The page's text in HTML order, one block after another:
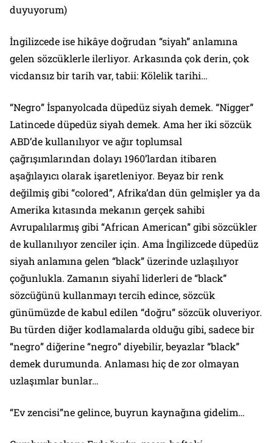
duyuyorum)
İngilizcede ise hikâye doğrudan “siyah” anlamına
gelen sözcüklerle ilerliyor. Arkasında çok derin, çok
vicdansız bir tarih var, tabii: Kölelik tarihi…
“Negro” İspanyolcada düpedüz siyah demek. “Nigger”
Latincede düpedüz siyah demek. Ama her iki sözcük
ABD’de kullanılıyor ve ağır toplumsal
çağrışımlarından dolayı 1960’lardan itibaren
aşağılayıcı olarak işaretleniyor. Beyaz bir renk
değilmiş gibi “colored”, Afrika’dan dün gelmişler ya da
Amerika kıtasında mekanın gerçek sahibi
Avrupalılarmış gibi “African American” gibi sözcükler
de kullanılıyor zenciler için. Ama İngilizcede düpedüz
siyah anlamına gelen “black” üzerinde uzlaşılıyor
çoğunlukla. Zamanın siyahî liderleri de “black”
sözcüğünü kullanmayı tercih edince, sözcük
günümüzde de kabul edilen “doğru” sözcük oluveriyor.
Bu türden diğer kodlamalarda olduğu gibi, sadece bir
“negro” diğerine “negro” diyebilir, beyazlar “black”
demek durumunda. Anlaması hiç de zor olmayan
uzlaşımlar bunlar…
“Ev zencisi”ne gelince, buyrun kaynağına gidelim…